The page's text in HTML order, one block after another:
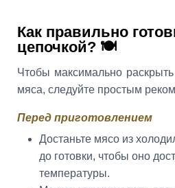
Как правильно
цепочкой? 🍽️
Чтобы максимально раскрыть
мяса, следуйте простым
Перед приготовлением
Достаньте мясо из
до готовки, чтобы оно
температуры.